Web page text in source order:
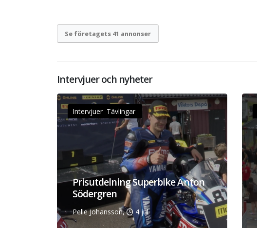
Se företagets 41 annonser
Intervjuer och nyheter
Intervjuer Tävlingar
Prisutdelning Superbike Anton
Södergren
Pelle Johansson, 4 jul